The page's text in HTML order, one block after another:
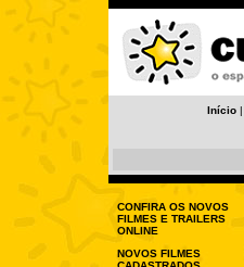
Início |
CONFIRA OS NOVOS
FILMES E TRAILERS
ONLINE
NOVOS FILMES